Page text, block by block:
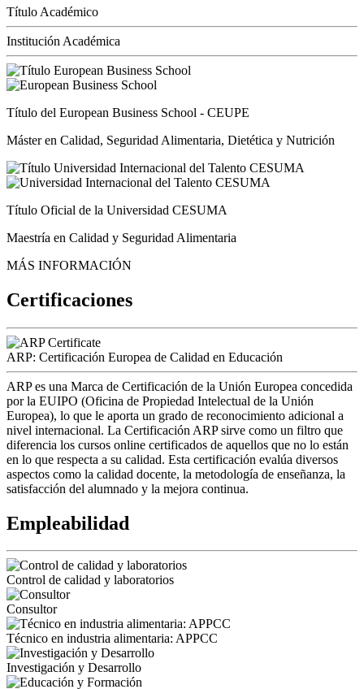
Título Académico
Institución Académica
Título del European Business School - CEUPE
Máster en Calidad, Seguridad Alimentaria, Dietética y Nutrición
Título Oficial de la Universidad CESUMA
Maestría en Calidad y Seguridad Alimentaria
MÁS INFORMACIÓN
Certificaciones
ARP: Certificación Europea de Calidad en Educación
ARP es una Marca de Certificación de la Unión Europea concedida
por la EUIPO (Oficina de Propiedad Intelectual de la Unión
Europea), lo que le aporta un grado de reconocimiento adicional a
nivel internacional. La Certificación ARP sirve como un filtro que
diferencia los cursos online certificados de aquellos que no lo están
en lo que respecta a su calidad. Esta certificación evalúa diversos
aspectos como la calidad docente, la metodología de enseñanza, la
satisfacción del alumnado y la mejora continua.
Empleabilidad
Control de calidad y laboratorios
Consultor
Técnico en industria alimentaria: APPCC
Investigación y Desarrollo